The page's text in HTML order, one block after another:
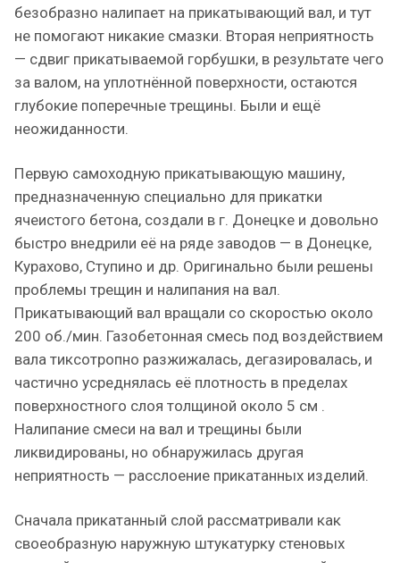
безобразно налипает на прикатывающий вал, и тут
не помогают никакие смазки. Вторая неприятность
— сдвиг прикатываемой горбушки, в результате чего
за валом, на уплотнённой поверхности, остаются
глубокие поперечные трещины. Были и ещё
неожиданности.
Первую самоходную прикатывающую машину,
предназначенную специально для прикатки
ячеистого бетона, создали в г. Донецке и довольно
быстро внедрили её на ряде заводов — в Донецке,
Курахово, Ступино и др. Оригинально были решены
проблемы трещин и налипания на вал.
Прикатывающий вал вращали со скоростью около
200 об./мин. Газобетонная смесь под воздействием
вала тиксотропно разжижалась, дегазировалась, и
частично усреднялась её плотность в пределах
поверхностного слоя толщиной около 5 см .
Налипание смеси на вал и трещины были
ликвидированы, но обнаружилась другая
неприятность — расслоение прикатанных изделий.
Сначала прикатанный слой рассматривали как
своеобразную наружную штукатурку стеновых